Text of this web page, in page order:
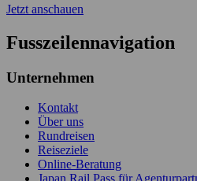
Jetzt anschauen
Fusszeilennavigation
Unternehmen
Kontakt
Über uns
Rundreisen
Reiseziele
Online-Beratung